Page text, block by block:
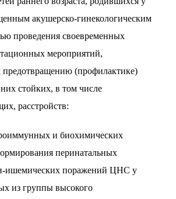
акушерско-гинекологическим
проведения своевременных
мероприятий,
(профилактике)
стойких, в том числе
расстройств:
и биохимических
перинатальных
ишемических поражений ЦНС у
из группы высокого